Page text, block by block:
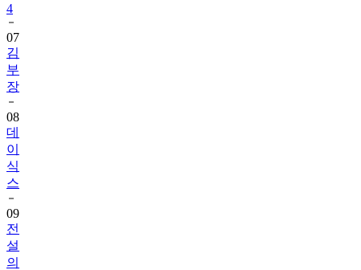
4
07
김
부
장
08
데
이
식
스
09
전
설
의